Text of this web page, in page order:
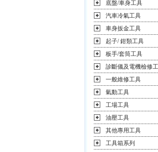
底盤/車身工具
汽車冷氣工具
車身扳金工具
起子/ 鉗類工具
板手/套筒工具
診斷儀及電機檢修
一般維修工具
氣動工具
工場工具
油壓工具
其他專用工具
工具箱系列